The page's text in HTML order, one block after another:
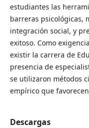
estudiantes las
barreras psicológicas,
integración social, y
exitoso. Como
existir la carrera de
presencia de
se utilizaron métodos
empírico que
Descargas